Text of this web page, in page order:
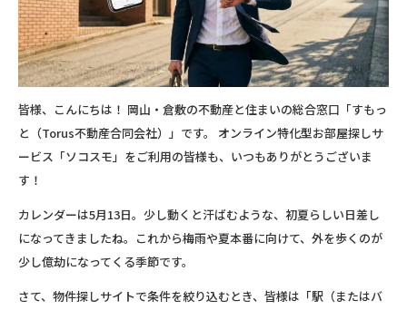
皆様、こんにちは！ 岡山・倉敷の不動産と住まいの総合窓口「すもっ
と（Torus不動産合同会社）」です。 オンライン特化型お部屋探しサ
ービス「ソコスモ」をご利用の皆様も、いつもありがとうございま
す！
カレンダーは5月13日。少し動くと汗ばむような、初夏らしい日差し
になってきましたね。これから梅雨や夏本番に向けて、外を歩くのが
少し億劫になってくる季節です。
さて、物件探しサイトで条件を絞り込むとき、皆様は 「駅（またはバ